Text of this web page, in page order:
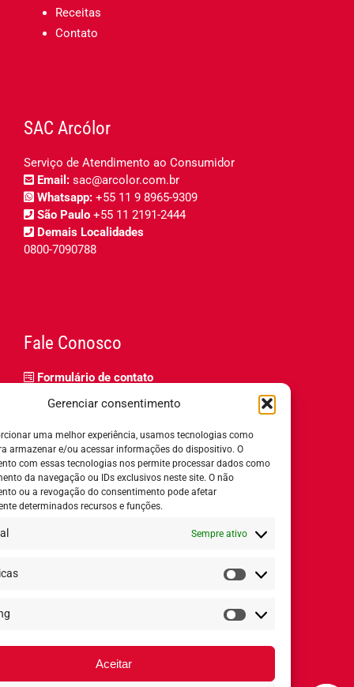
Gerenciar consentimento
uma melhor experiência, usamos tecnologias como
armazenar e/ou acessar informações do dispositivo. O
com essas tecnologias nos permite processar dados como
da navegação ou IDs exclusivos neste site. O não
ou a revogação do consentimento pode afetar
determinados recursos e funções.
Sempre ativo
Estatísticas
Marketing
Aceitar
Receitas
Contato
SAC Arcólor
Serviço de Atendimento ao Consumidor
Email: sac@arcolor.com.br
Whatsapp: +55 11 9 8965-9309
São Paulo +55 11 2191-2444
Demais Localidades
0800-7090788
Fale Conosco
Formulário de contato
Relatório de igualdade salarial
Horário de Atendimento:
8h ás 18h